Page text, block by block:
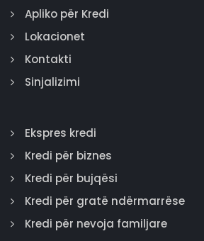
Apliko për Kredi
Lokacionet
Kontakti
Sinjalizimi
Ekspres kredi
Kredi për biznes
Kredi për bujqësi
Kredi për gratë ndërmarrëse
Kredi për nevoja familjare